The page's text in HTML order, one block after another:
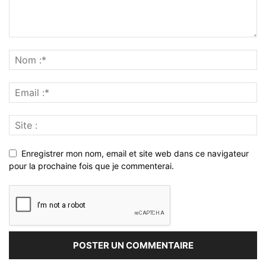
Enregistrer mon nom, email et site web dans ce navigateur
pour la prochaine fois que je commenterai.